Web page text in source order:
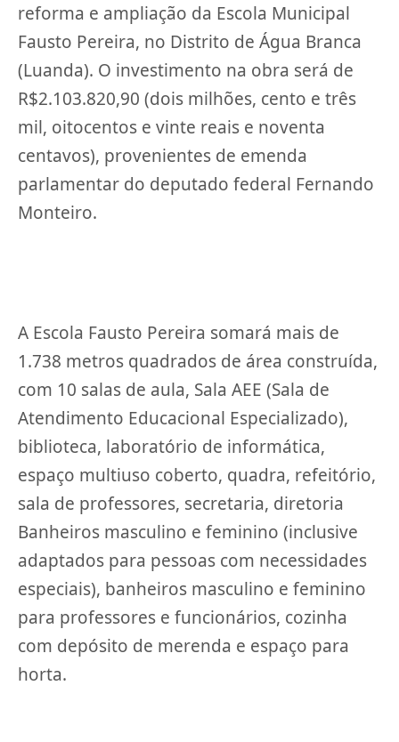
reforma e ampliação da Escola Municipal
Fausto Pereira, no Distrito de Água Branca
(Luanda). O investimento na obra será de
R$2.103.820,90 (dois milhões, cento e três
mil, oitocentos e vinte reais e noventa
centavos), provenientes de emenda
parlamentar do deputado federal Fernando
Monteiro.
A Escola Fausto Pereira somará mais de
1.738 metros quadrados de área construída,
com 10 salas de aula, Sala AEE (Sala de
Atendimento Educacional Especializado),
biblioteca, laboratório de informática,
espaço multiuso coberto, quadra, refeitório,
sala de professores, secretaria, diretoria
Banheiros masculino e feminino (inclusive
adaptados para pessoas com necessidades
especiais), banheiros masculino e feminino
para professores e funcionários, cozinha
com depósito de merenda e espaço para
horta.